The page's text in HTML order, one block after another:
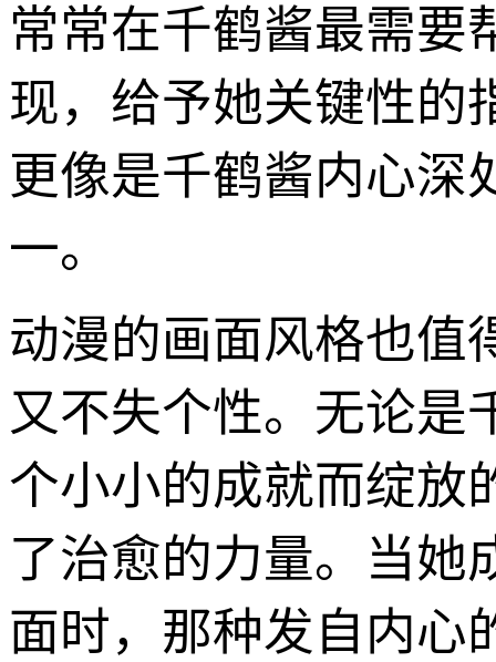
常常在千鹤酱最需要
现，给予她关键性的
更像是千鹤酱内心深
一。
动漫的画面风格也值
又不失个性。无论是
个小小的成就而绽放
了治愈的力量。当她
面时，那种发自内心